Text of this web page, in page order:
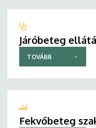
Járóbeteg
TOVÁBB
Fekvőbeteg